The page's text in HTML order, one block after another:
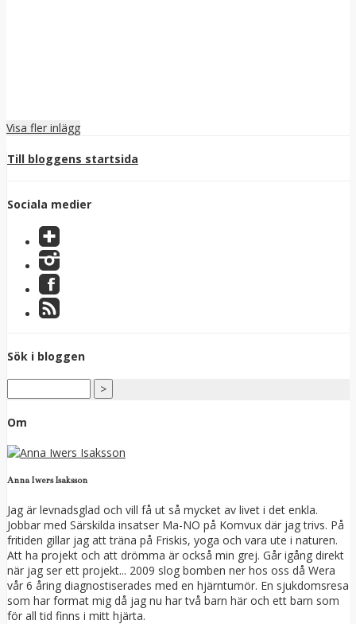
Visa fler inlägg
Till bloggens startsida
Sociala medier
Sök i bloggen
Om
Anna Iwers Isaksson
Jag är levnadsglad och vill få ut så mycket av livet i det enkla.
Jobbar med Särskilda insatser Ma-NO på Komvux där jag trivs. På
fritiden gillar jag att träna på Friskis, yoga och vara ute i naturen.
Att ha projekt och att drömma är också min grej. Går igång direkt
när jag ser ett projekt... 2009 slog bomben ner hos oss då Wera
vår 6 åring diagnostiserades med en hjärntumör. En sjukdomsresa
som har format mig då jag nu har två barn här och ett barn som
för all tid finns i mitt hjärta.